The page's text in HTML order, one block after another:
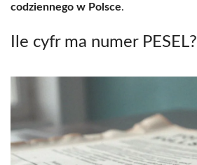
codziennego w Polsce.
Ile cyfr ma numer PESEL?